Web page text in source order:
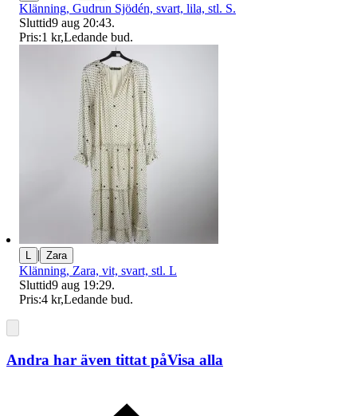
Klänning, Gudrun Sjödén, svart, lila, stl. S.
Sluttid9 aug 20:43.
Pris:1 kr,Ledande bud.
| Zara
Klänning, Zara, vit, svart, stl. L
Sluttid9 aug 19:29.
Pris:4 kr,Ledande bud.
Andra har även tittat påVisa alla